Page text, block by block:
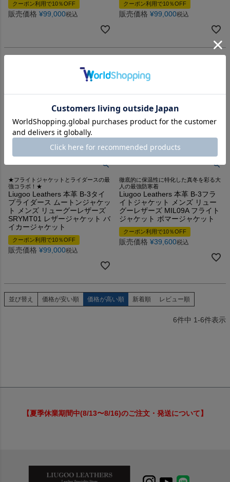
クーポン利用で10％OFF
販売価格 ¥99,000税込
クーポン利用で10％OFF
販売価格 ¥99,000税込
★フライトジャケットとライダースの最
強コラボ！★
Liugoo Leathers 本革 B-3タイ
プライダース ムートンジャケッ
ト メンズ リューグーレザーズ
SRYMT01 レザージャケット バ
イカージャケット
クーポン利用で10％OFF
販売価格 ¥99,000税込
徹底的に保温性に特化した真冬を彩る大
人の最強防寒着
Liugoo Leathers 本革 B-3フラ
イトジャケット メンズ リュー
グーレザーズ MIL09A フライト
ジャケット ボマージャケット
クーポン利用で10％OFF
販売価格 ¥39,600税込
並び替え 価格が安い順 価格が高い順 新着順 レビュー順
6件中 1-6件表示
【夏季休業期間中(8/13〜8/16)のご注文・発送について】